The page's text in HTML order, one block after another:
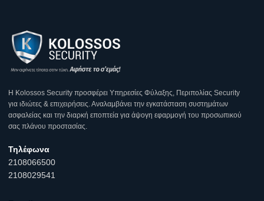
Η Κοlossos Security προσφέρει Υπηρεσίες Φύλαξης, Περιπολίας Security
για ιδιώτες & επιχειρήσεις. Αναλαμβάνει την εγκατάσταση συστημάτων
ασφαλείας και την διαρκή εποπτεία για άψογη εφαρμογή του προσωπικού
σας πλάνου προστασίας.
Τηλέφωνα
2108066500
2108029541